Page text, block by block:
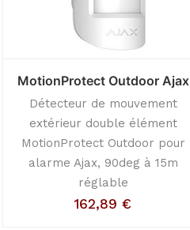
MotionProtect Outdoor Ajax
Détecteur de mouvement
extérieur double élément
MotionProtect Outdoor pour
alarme Ajax, 90deg à 15m
réglable
162,89 €